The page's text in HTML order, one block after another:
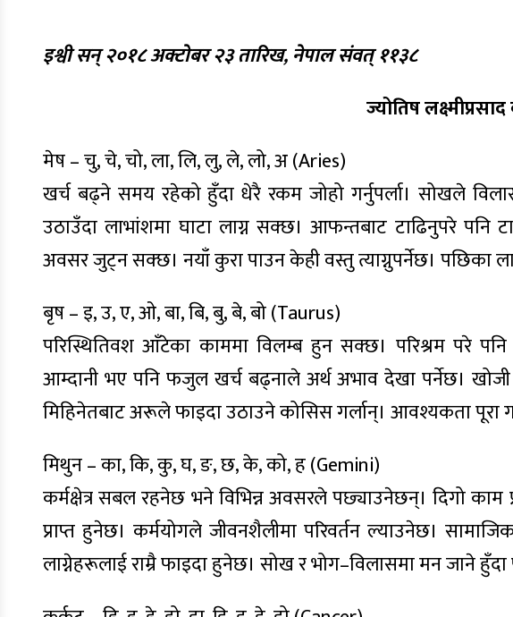
इश्वी सन्२०१८अक्टोबर २३ तारिख, नेपाल संवत्११३८
ज्योतिष
मेष – चु, चे, चो, ला, लि, लु, ले, लो, अ (Aries)
खर्च बढ्ने समय रहेको हुँदा धेरै रकम जोहो गर्नुपर्ला। सोखले
उठाउँदा लाभांशमा घाटा लाग्न सक्छ। आफन्तबाट टाढिनुपरे पनि
अवसर जुट्न सक्छ। नयाँ कुरा पाउन केही वस्तु त्याग्नुपर्नेछ। पछिका
बृष – इ, उ, ए, ओ, बा, बि, बु, बे, बो (Taurus)
परिस्थितिवश आँटेका काममा विलम्ब हुन सक्छ। परिश्रम परे पनि
आम्दानी भए पनि फजुल खर्च बढ्नाले अर्थ अभाव देखा पर्नेछ।
मिहिनेतबाट अरूले फाइदा उठाउने कोसिस गर्लान्। आवश्यकता पूरा
मिथुन – का, कि, कु, घ, ङ, छ, के, को, ह (Gemini)
कर्मक्षेत्र सबल रहनेछ भने विभिन्न अवसरले पछ्याउनेछन्। दिगो काम
प्राप्त हुनेछ। कर्मयोगले जीवनशैलीमा परिवर्तन ल्याउनेछ। सामाजिक
लाग्नेहरूलाई राम्रै फाइदा हुनेछ। सोख र भोग–विलासमा मन जाने